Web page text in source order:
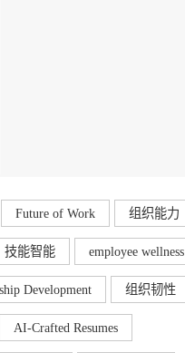
Future of Work 组织能力
技能智能 employee wellness
Development 组织韧性
AI-Crafted Resumes